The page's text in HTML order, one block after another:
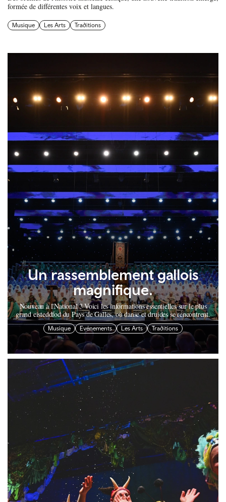
formée de différentes voix et langues.
Musique Les Arts Traditions
Un rassemblement gallois
magnifique.
Nouveau à l'National ? Voici les informations essentielles sur le plus
grand eisteddfod du Pays de Galles, où danse et druides se rencontrent.
Musique Evénements Les Arts Traditions